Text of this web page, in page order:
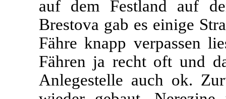
auf dem Festland auf
Brestova gab es einige
Fähre knapp verpassen
Fähren ja recht oft und
Anlegestelle auch ok.